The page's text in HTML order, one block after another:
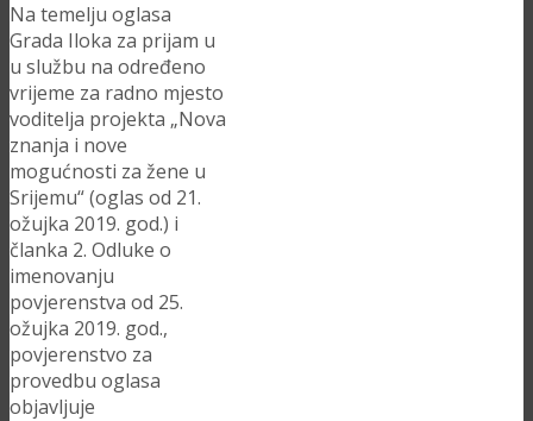
Na temelju oglasa
Grada Iloka za prijam u
u službu na određeno
vrijeme za radno mjesto
voditelja projekta „Nova
znanja i nove
mogućnosti za žene u
Srijemu“ (oglas od 21.
ožujka 2019. god.) i
članka 2. Odluke o
imenovanju
povjerenstva od 25.
ožujka 2019. god.,
povjerenstvo za
provedbu oglasa
objavljuje